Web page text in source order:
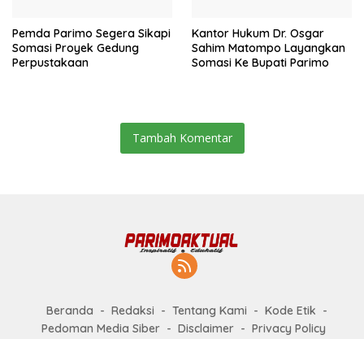
Pemda Parimo Segera Sikapi
Somasi Proyek Gedung
Perpustakaan
Kantor Hukum Dr. Osgar
Sahim Matompo Layangkan
Somasi Ke Bupati Parimo
Tambah Komentar
Beranda Redaksi Tentang Kami
Kode Etik
Pedoman Media Siber
Disclaimer Privacy Policy